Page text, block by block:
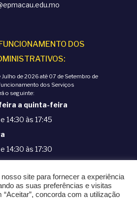
DOS
Julho de 2026 até 07 de Setembro de
dos Serviços
o seguinte:
a quinta-feira
14:30 às 17:45
14:30 às 17:30
DE PRIVACIDADE
1998-2020. EPM - ESCOLA
site para fornecer a experiência
as suas preferências e visitas
“Aceitar”, concorda com a utilização